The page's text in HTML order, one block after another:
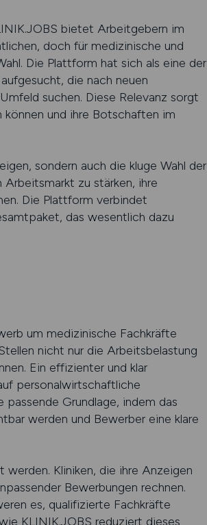
bietet Arbeitgebern im
doch für medizinische und
Die Plattform hat sich als eine der
die nach neuen
suchen. Diese Relevanz sorgt
können und ihre Botschaften im
sondern auch die kluge Wahl der
Arbeitsmarkt zu stärken, ihre
Die Plattform verbindet
das wesentlich dazu
um medizinische Fachkräfte
nicht nur die Arbeitsbelastung
Ein effizienter und klar
personalwirtschaftliche
passende Grundlage, indem das
werden und Bewerber eine klare
Kliniken, die ihre Anzeigen
Bewerbungen rechnen.
es, qualifizierte Fachkräfte
KLINIK.JOBS reduziert dieses